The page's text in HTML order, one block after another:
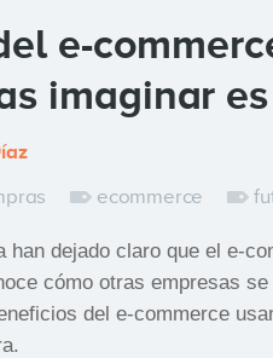
e-
imaginar
ecommerce
han dejado claro que el e-
cómo otras empresas
del e-commerce